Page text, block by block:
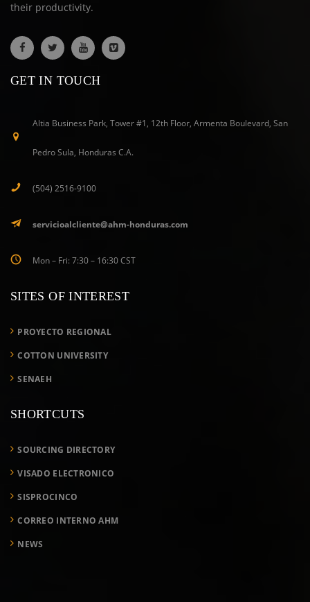
their productivity.
GET IN TOUCH
Altia Business Park, Tower #1, 12th Floor, Armenta Boulevard, San
Pedro Sula, Honduras C.A.
(504) 2516-9100
servicioalcliente@ahm-honduras.com
Mon – Fri: 7:30 – 16:30 CST
SITES OF INTEREST
PROYECTO REGIONAL
COTTON UNIVERSITY
SENAEH
SHORTCUTS
SOURCING DIRECTORY
VISADO ELECTRONICO
SISPROCINCO
CORREO INTERNO AHM
NEWS